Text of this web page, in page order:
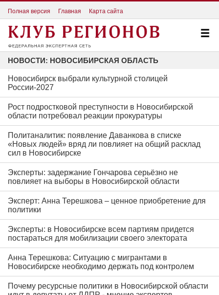
Полная версия Главная Карта сайта
НОВОСТИ: НОВОСИБИРСКАЯ ОБЛАСТЬ
Новосибирск выбрали культурной столицей
России-2027
Рост подростковой преступности в Новосибирской
области потребовал реакции прокуратуры
Политаналитик: появление Даванкова в списке
«Новых людей» вряд ли повлияет на общий расклад
сил в Новосибирске
Эксперты: задержание Гончарова серьёзно не
повлияет на выборы в Новосибирской области
Эксперт: Анна Терешкова – ценное приобретение для
политики
Эксперты: в Новосибирске всем партиям придется
постараться для мобилизации своего электората
Анна Терешкова: Ситуацию с мигрантами в
Новосибирске необходимо держать под контролем
Почему ресурсные политики в Новосибирской области